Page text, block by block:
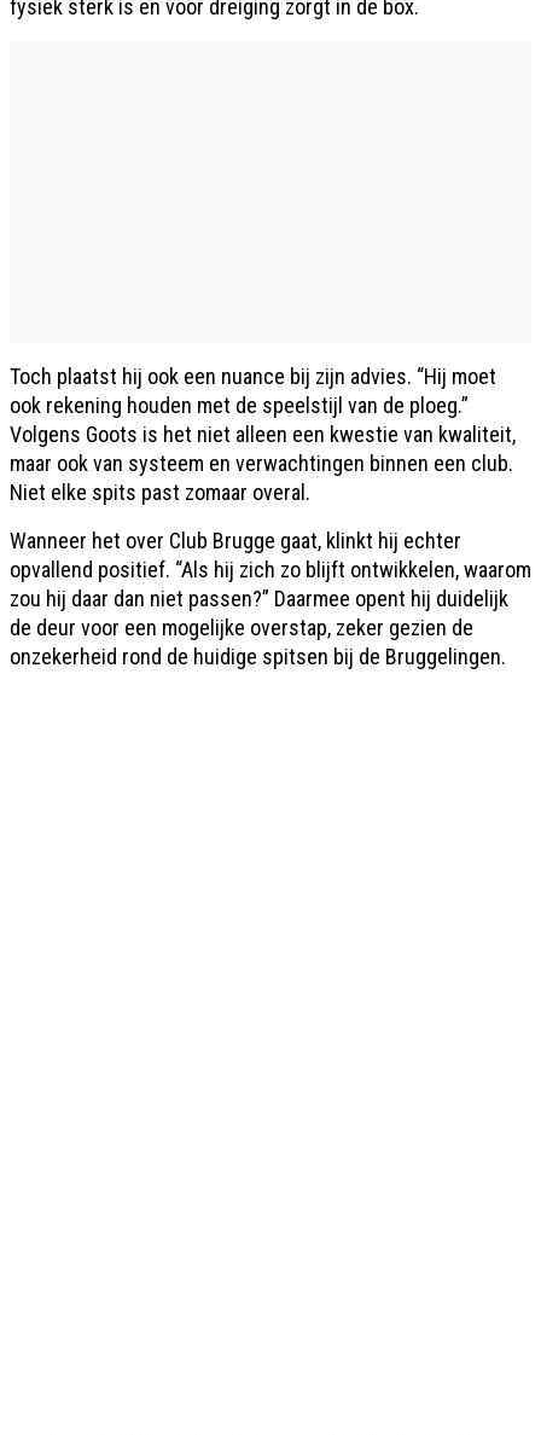
fysiek sterk is en voor dreiging zorgt in de box.
Toch plaatst hij ook een nuance bij zijn advies. “Hij moet
ook rekening houden met de speelstijl van de ploeg.”
Volgens Goots is het niet alleen een kwestie van kwaliteit,
maar ook van systeem en verwachtingen binnen een club.
Niet elke spits past zomaar overal.
Wanneer het over Club Brugge gaat, klinkt hij echter
opvallend positief. “Als hij zich zo blijft ontwikkelen, waarom
zou hij daar dan niet passen?” Daarmee opent hij duidelijk
de deur voor een mogelijke overstap, zeker gezien de
onzekerheid rond de huidige spitsen bij de Bruggelingen.